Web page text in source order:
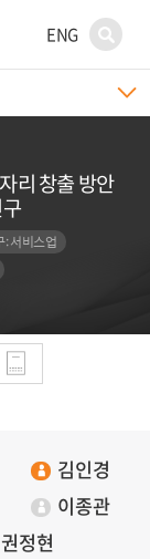
ENG
리 창출 방안
: 서비스업
김인경
이종관
권정현